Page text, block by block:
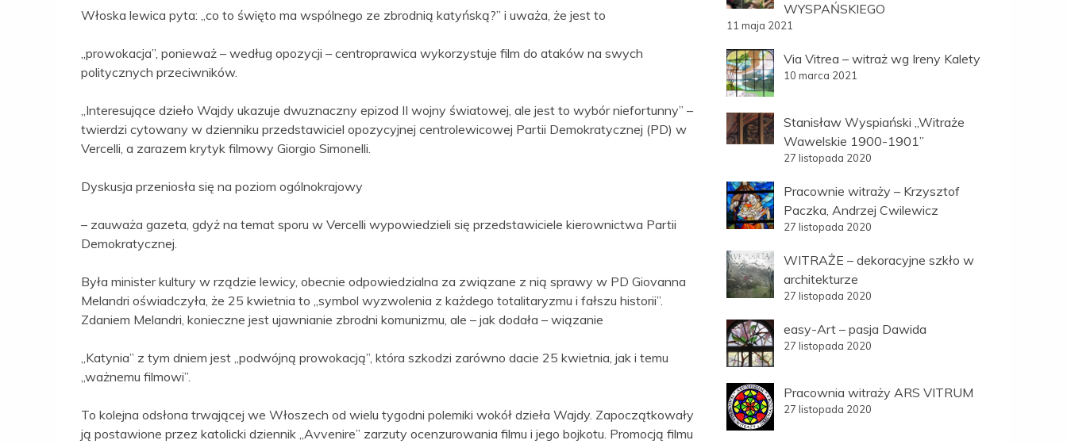
Włoska lewica pyta: „co to święto ma wspólnego ze zbrodnią katyńską?” i uważa, że jest to
„prowokacja”, ponieważ – według opozycji – centroprawica wykorzystuje film do ataków na swych
politycznych przeciwników.
„Interesujące dzieło Wajdy ukazuje dwuznaczny epizod II wojny światowej, ale jest to wybór niefortunny” –
twierdzi cytowany w dzienniku przedstawiciel opozycyjnej centrolewicowej Partii Demokratycznej (PD) w
Vercelli, a zarazem krytyk filmowy Giorgio Simonelli.
Dyskusja przeniosła się na poziom ogólnokrajowy
– zauważa gazeta, gdyż na temat sporu w Vercelli wypowiedzieli się przedstawiciele kierownictwa Partii
Demokratycznej.
Była minister kultury w rządzie lewicy, obecnie odpowiedzialna za związane z nią sprawy w PD Giovanna
Melandri oświadczyła, że 25 kwietnia to „symbol wyzwolenia z każdego totalitaryzmu i fałszu historii”.
Zdaniem Melandri, konieczne jest ujawnianie zbrodni komunizmu, ale – jak dodała – wiązanie
„Katynia” z tym dniem jest „podwójną prowokacją”, która szkodzi zarówno dacie 25 kwietnia, jak i temu
„ważnemu filmowi”.
To kolejna odsłona trwającej we Włoszech od wielu tygodni polemiki wokół dzieła Wajdy. Zapoczątkowały
ją postawione przez katolicki dziennik „Avvenire” zarzuty ocenzurowania filmu i jego bojkotu. Promocją filmu
WYSPAŃSKIEGO
11 maja 2021
Via Vitrea – witraż wg Ireny Kalety
10 marca 2021
Stanisław Wyspiański „Witraże
Wawelskie 1900-1901”
27 listopada 2020
Pracownie witraży – Krzysztof
Paczka, Andrzej Cwilewicz
27 listopada 2020
WITRAŻE – dekoracyjne szkło w
architekturze
27 listopada 2020
easy-Art – pasja Dawida
27 listopada 2020
Pracownia witraży ARS VITRUM
27 listopada 2020